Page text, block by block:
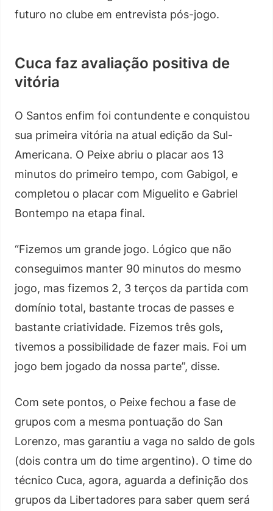
futuro no clube em entrevista pós-jogo.
Cuca faz avaliação positiva de
vitória
O Santos enfim foi contundente e conquistou
sua primeira vitória na atual edição da Sul-
Americana. O Peixe abriu o placar aos 13
minutos do primeiro tempo, com Gabigol, e
completou o placar com Miguelito e Gabriel
Bontempo na etapa final.
“Fizemos um grande jogo. Lógico que não
conseguimos manter 90 minutos do mesmo
jogo, mas fizemos 2, 3 terços da partida com
domínio total, bastante trocas de passes e
bastante criatividade. Fizemos três gols,
tivemos a possibilidade de fazer mais. Foi um
jogo bem jogado da nossa parte”, disse.
Com sete pontos, o Peixe fechou a fase de
grupos com a mesma pontuação do San
Lorenzo, mas garantiu a vaga no saldo de gols
(dois contra um do time argentino). O time do
técnico Cuca, agora, aguarda a definição dos
grupos da Libertadores para saber quem será